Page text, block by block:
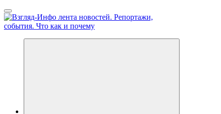
Перейти
к
содержанию
Обо всем и обо всех, что зачем и почему. Новости политики,